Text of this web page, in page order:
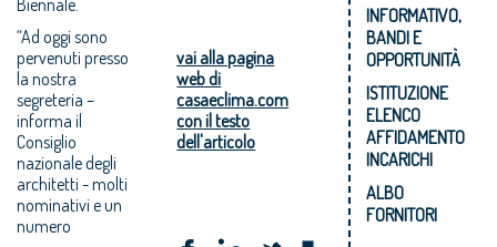
“Ad oggi sono
pervenuti presso
la nostra
segreteria –
informa il
Consiglio
nazionale degli
architetti - molti
nominativi e un
numero
vai alla pagina
web di
casaeclima.com
con il testo
dell'articolo
INFORMATIVO,
BANDI E
OPPORTUNITÀ
ISTITUZIONE
ELENCO
AFFIDAMENTO
INCARICHI
ALBO
FORNITORI